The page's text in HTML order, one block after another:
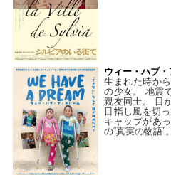
ウィー・ハブ
生まれた時か
の少女。 地震
親友同士。 目
目指し風を切
キャップがあ
の“真実の物語”。